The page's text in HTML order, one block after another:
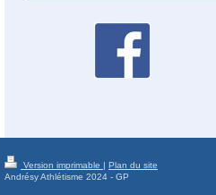
Version imprimable | Plan du site
Andrésy Athlétisme 2024 - GP